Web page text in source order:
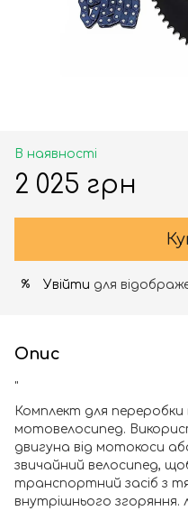
В наявності
2 025 грн
% Увійти для
Опис
"
Комплект для переробки
мотовелосипед.
двигуна від мотокоси
звичайний велосипед,
транспортний засіб з
внутрішнього згоряння.